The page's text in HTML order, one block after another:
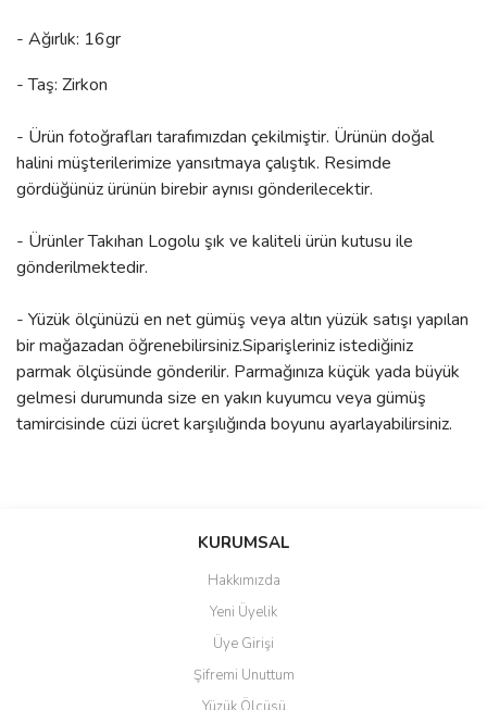
- Ağırlık: 16gr
- Taş: Zirkon
- Ürün fotoğrafları tarafımızdan çekilmiştir. Ürünün doğal
halini müşterilerimize yansıtmaya çalıştık. Resimde
gördüğünüz ürünün birebir aynısı gönderilecektir.
- Ürünler Takıhan Logolu şık ve kaliteli ürün kutusu ile
gönderilmektedir.
- Yüzük ölçünüzü en net gümüş veya altın yüzük satışı yapılan
bir mağazadan öğrenebilirsiniz.Siparişleriniz istediğiniz
parmak ölçüsünde gönderilir. Parmağınıza küçük yada büyük
gelmesi durumunda size en yakın kuyumcu veya gümüş
tamircisinde cüzi ücret karşılığında boyunu ayarlayabilirsiniz.
Bu ürüne ilk yorumu siz yapın!
Yorum Yaz
Ürün resmi kalitesiz, bozuk veya görüntülenemiyor.
Ürün açıklamasında eksik bilgiler bulunuyor.
Ürün bilgilerinde hatalar bulunuyor.
KURUMSAL
Hakkımızda
Yeni Üyelik
Üye Girişi
Şifremi Unuttum